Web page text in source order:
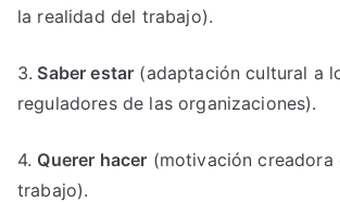
la realidad del trabajo).
3. Saber estar (adaptación cultural a
reguladores de las organizaciones).
4. Querer hacer (motivación creadora
trabajo).